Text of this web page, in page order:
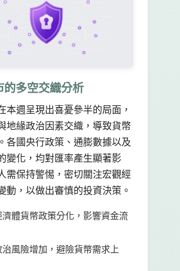
的多空交織分析
本週呈現出喜憂參半的局面，
地緣政治因素交織，導致貨幣
各國央行政策、通膨數據以及
變化，均對匯率產生顯著影
需保持警惕，密切關注宏觀經
動，以做出審慎的投資決策。
濟體貨幣政策分化，影響資金流
風險增加，避險貨幣需求上